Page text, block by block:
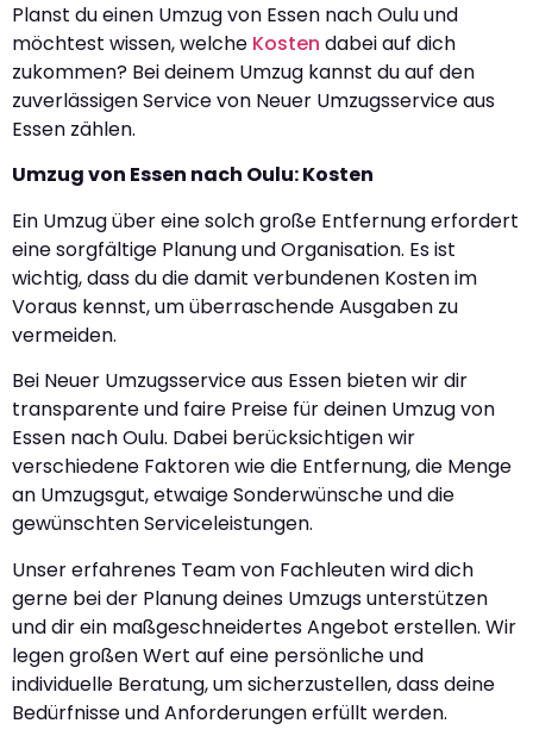
Planst du einen Umzug von Essen nach Oulu und
möchtest wissen, welche Kosten dabei auf dich
zukommen? Bei deinem Umzug kannst du auf den
zuverlässigen Service von Neuer Umzugsservice aus
Essen zählen.
Umzug von Essen nach Oulu: Kosten
Ein Umzug über eine solch große Entfernung erfordert
eine sorgfältige Planung und Organisation. Es ist
wichtig, dass du die damit verbundenen Kosten im
Voraus kennst, um überraschende Ausgaben zu
vermeiden.
Bei Neuer Umzugsservice aus Essen bieten wir dir
transparente und faire Preise für deinen Umzug von
Essen nach Oulu. Dabei berücksichtigen wir
verschiedene Faktoren wie die Entfernung, die Menge
an Umzugsgut, etwaige Sonderwünsche und die
gewünschten Serviceleistungen.
Unser erfahrenes Team von Fachleuten wird dich
gerne bei der Planung deines Umzugs unterstützen
und dir ein maßgeschneidertes Angebot erstellen. Wir
legen großen Wert auf eine persönliche und
individuelle Beratung, um sicherzustellen, dass deine
Bedürfnisse und Anforderungen erfüllt werden.